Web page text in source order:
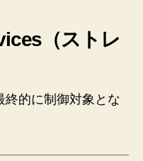
（ストレ
終的に制御対象とな